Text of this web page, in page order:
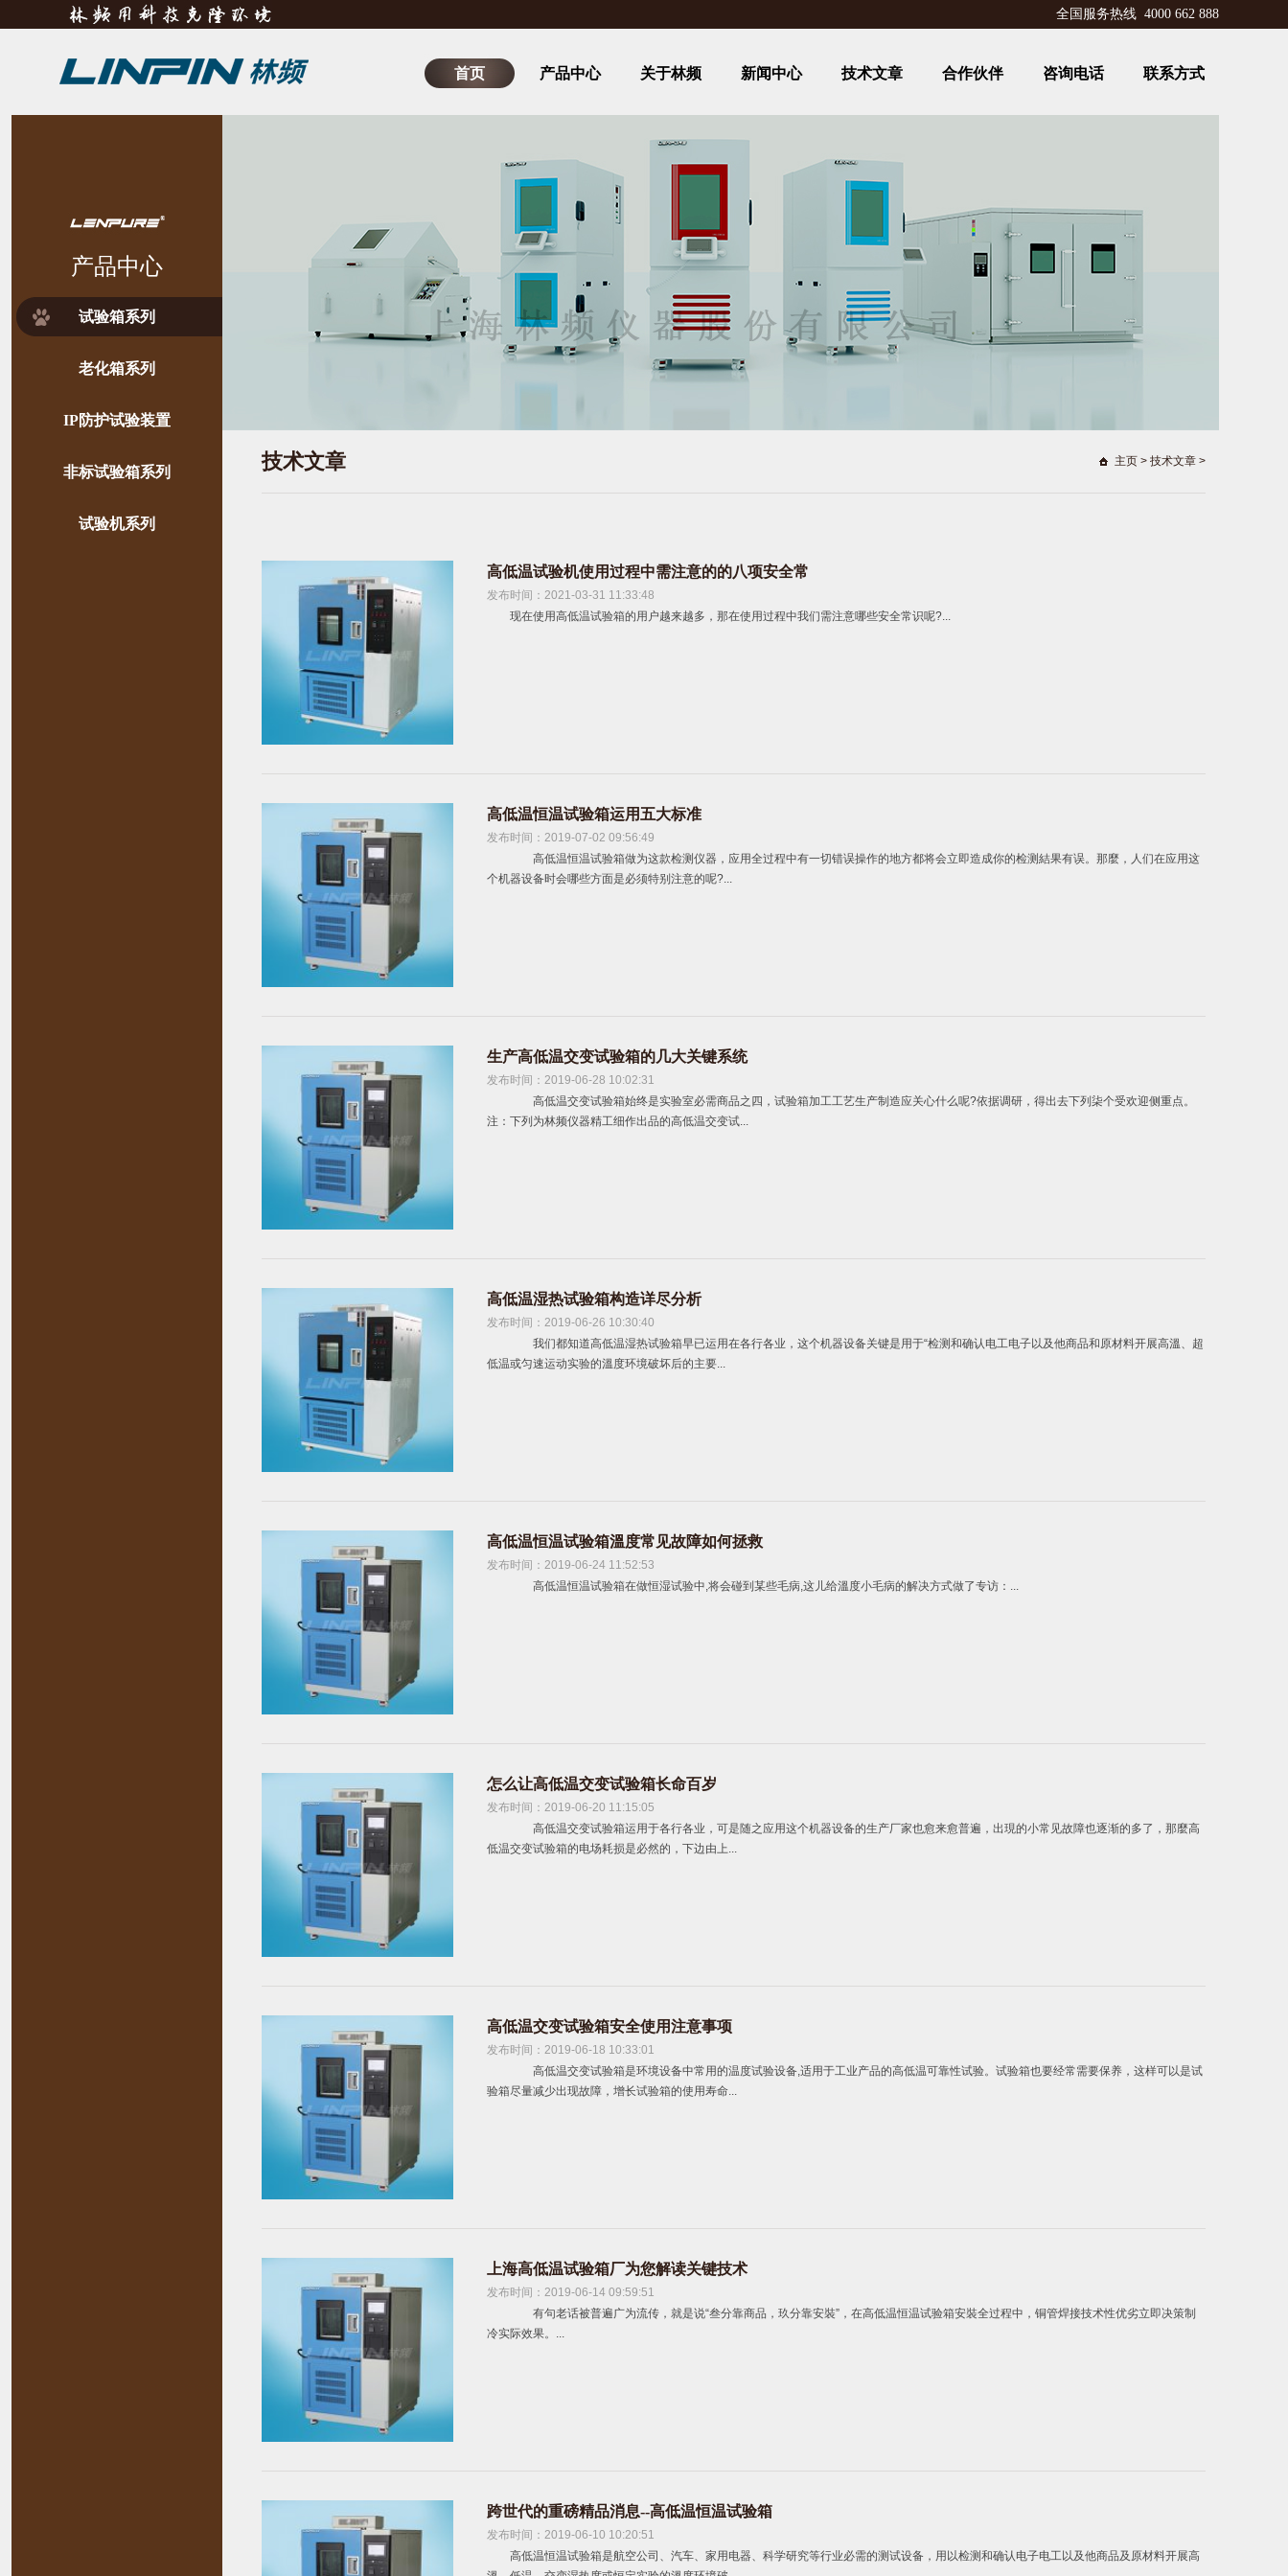
全国服务热线 4000 662 888
首页 产品中心 关于林频 新闻中心 技术文章 合作伙伴 咨询电话 联系方式
产品中心
试验箱系列
老化箱系列
IP防护试验装置
非标试验箱系列
试验机系列
技术文章 主页 > 技术文章 >
高低温试验机使用过程中需注意的的八项安全常
发布时间：2021-03-31 11:33:48
现在使用高低温试验箱的用户越来越多，那在使用过程中我们需注意哪些安全常识呢?...
高低温恒温试验箱运用五大标准
发布时间：2019-07-02 09:56:49
高低温恒温试验箱做为这款检测仪器，应用全过程中有一切错误操作的地方都将会立即造成你的检测結果有误。那麼，人们在应用这
个机器设备时会哪些方面是必须特别注意的呢?...
生产高低温交变试验箱的几大关键系统
发布时间：2019-06-28 10:02:31
高低温交变试验箱始终是实验室必需商品之四，试验箱加工工艺生产制造应关心什么呢?依据调研，得出去下列柒个受欢迎侧重点。
注：下列为林频仪器精工细作出品的高低温交变试...
高低温湿热试验箱构造详尽分析
发布时间：2019-06-26 10:30:40
我们都知道高低温湿热试验箱早已运用在各行各业，这个机器设备关键是用于“检测和确认电工电子以及他商品和原材料开展高溫、超
低温或匀速运动实验的溫度环境破坏后的主要...
高低温恒温试验箱溫度常见故障如何拯救
发布时间：2019-06-24 11:52:53
高低温恒温试验箱在做恒湿试验中,将会碰到某些毛病,这儿给溫度小毛病的解决方式做了专访：...
怎么让高低温交变试验箱长命百岁
发布时间：2019-06-20 11:15:05
高低温交变试验箱运用于各行各业，可是随之应用这个机器设备的生产厂家也愈来愈普遍，出現的小常见故障也逐渐的多了，那麼高
低温交变试验箱的电场耗损是必然的，下边由上...
高低温交变试验箱安全使用注意事项
发布时间：2019-06-18 10:33:01
高低温交变试验箱是环境设备中常用的温度试验设备,适用于工业产品的高低温可靠性试验。试验箱也要经常需要保养，这样可以是试
验箱尽量减少出现故障，增长试验箱的使用寿命...
上海高低温试验箱厂为您解读关键技术
发布时间：2019-06-14 09:59:51
有句老话被普遍广为流传，就是说“叁分靠商品，玖分靠安裝”，在高低温恒温试验箱安裝全过程中，铜管焊接技术性优劣立即决策制
冷实际效果。...
跨世代的重磅精品消息--高低温恒温试验箱
发布时间：2019-06-10 10:20:51
高低温恒温试验箱是航空公司、汽车、家用电器、科学研究等行业必需的测试设备，用以检测和确认电子电工以及他商品及原材料开展高